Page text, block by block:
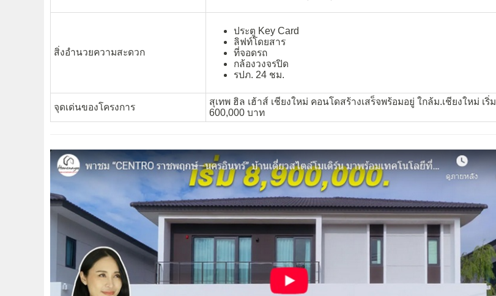
สิ่งอำนวยความสะดวก
ประตู Key Card
ลิฟท์โดยสาร
ที่จอดรถ
กล้องวงจรปิด
รปภ. 24 ชม.
จุดเด่นของโครงการ
สุเทพ ฮิล เฮ้าส์ เชียงใหม่ คอนโดสร้างเสร็จพร้อมอยู่ ใกล้ม.เชียงใหม่ เริ่ม
600,000 บาท